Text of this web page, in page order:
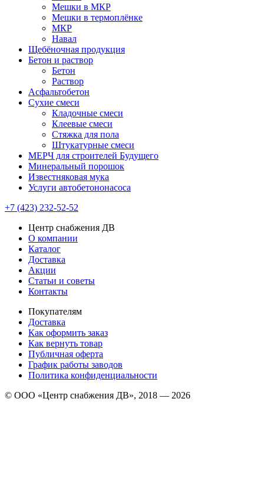
Мешки в МКР
Мешки в термоплёнке
МКР
Навал
Щебёночная продукция
Бетон и раствор
Бетон
Раствор
Асфальтобетон
Сухие смеси
Кладочные смеси
Клеевые смеси
Стяжка для пола
Штукатурные смеси
МЕРЧ для строителей Будущего
Минеральный порошок
Известняковая мука
Услуги автобетононасоса
+7 (423) 232-52-52
Центр снабжения ДВ
О компании
Каталог
Доставка
Акции
Статьи и советы
Контакты
Покупателям
Доставка
Как оформить заказ
Как вернуть товар
Публичная оферта
График работы заводов
Политика конфиденциальности
© ООО «Центр снабжения ДВ», 2018 — 2026